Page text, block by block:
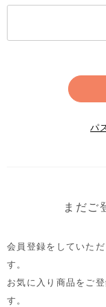
須)
パ
まだご
会員登録をしていた
す。
お気に入り商品をご
す。